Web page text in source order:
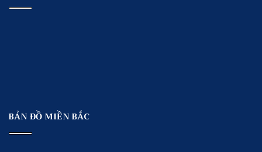
BẢN ĐỒ MIỀN BẮC